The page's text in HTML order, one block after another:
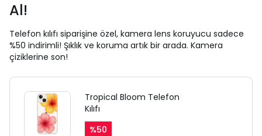
Al!
Telefon kılıfı siparişine özel, kamera lens koruyucu sadece
%50 indirimli! Şıklık ve koruma artık bir arada. Kamera
çiziklerine son!
Tropical Bloom Telefon
Kılıfı
%50